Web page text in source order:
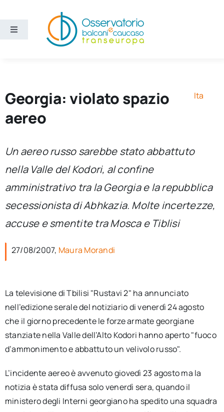
contenuto
Toggle
Ricerca e divulgazione
Sezioni
Chi siamo
per:
Ita
Georgia: violato spazio
aereo
Ita
Un aereo russo sarebbe stato abbattuto
nella Valle del Kodori, al confine
amministrativo tra la Georgia e la repubblica
secessionista di Abhkazia. Molte incertezze,
accuse e smentite tra Mosca e Tiblisi
27/08/2007, Maura Morandi
La televisione di Tbilisi "Rustavi 2" ha annunciato
nell’edizione serale del notiziario di venerdì 24 agosto
che il giorno precedente le forze armate georgiane
stanziate nella Valle dell’Alto Kodori hanno aperto "fuoco
d’ammonimento e abbattuto un velivolo russo".
L’incidente aereo è avvenuto giovedì 23 agosto ma la
notizia è stata diffusa solo venerdì sera, quando il
ministero degli Interni georgiano ha spedito una squadra